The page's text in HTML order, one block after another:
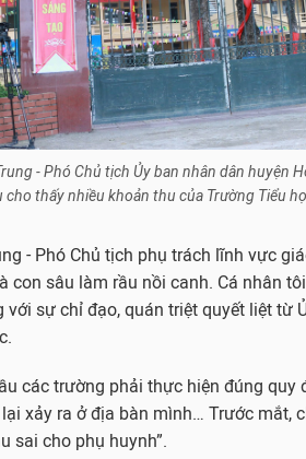
- Phó Chủ tịch Ủy ban nhân dân huyện
cho thấy nhiều khoản thu của Trường Tiểu
- Phó Chủ tịch phụ trách lĩnh vực
con sâu làm rầu nồi canh. Cá nhân
với sự chỉ đạo, quán triệt quyết liệt từ
các trường phải thực hiện đúng quy
xảy ra ở địa bàn mình… Trước mắt,
sai cho phụ huynh”.